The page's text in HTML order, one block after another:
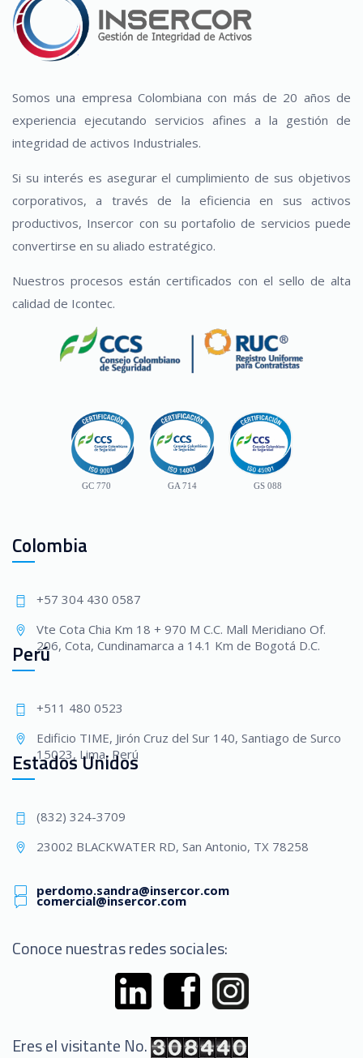
Somos una empresa Colombiana con más de 20 años de
experiencia ejecutando servicios afines a la gestión de
integridad de activos Industriales.
Si su interés es asegurar el cumplimiento de sus objetivos
corporativos, a través de la eficiencia en sus activos
productivos, Insercor con su portafolio de servicios puede
convertirse en su aliado estratégico.
Nuestros procesos están certificados con el sello de alta
calidad de Icontec.
GC 770 GA 714 GS 088
Colombia
+57 304 430 0587
Vte Cota Chia Km 18 + 970 M C.C. Mall Meridiano Of.
206, Cota, Cundinamarca a 14.1 Km de Bogotá D.C.
Perú
+511 480 0523
Edificio TIME, Jirón Cruz del Sur 140, Santiago de Surco
15023, Lima, Perú
Estados Unidos
(832) 324-3709
23002 BLACKWATER RD, San Antonio, TX 78258
comercial@insercor.com
perdomo.sandra@insercor.com
Conoce nuestras redes sociales:
Eres el visitante No.